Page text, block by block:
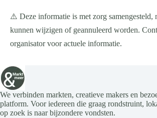
⚠️ Deze informatie is met zorg samengesteld,
kunnen wijzigen of geannuleerd worden.
organisator voor actuele informatie.
We verbinden markten, creatieve makers en
platform. Voor iedereen die graag rondstruint,
op zoek is naar bijzondere vondsten.